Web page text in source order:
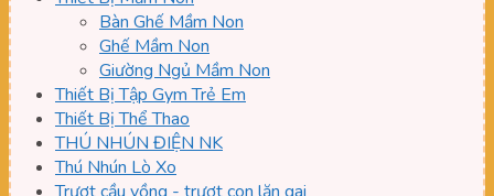
Bàn Ghế Mầm Non
Ghế Mầm Non
Giường Ngủ Mầm Non
Thiết Bị Tập Gym Trẻ Em
Thiết Bị Thể Thao
THÚ NHÚN ĐIỆN NK
Thú Nhún Lò Xo